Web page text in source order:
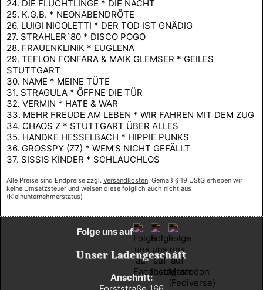
24. DIE FLÜCHTLINGE * DIE NACHT
25. K.G.B. * NEONABENDRÖTE
26. LUIGI NICOLETTI * DER TOD IST GNÄDIG
27. STRAHLER`80 * DISCO POGO
28. FRAUENKLINIK * EUGLENA
29. TEFLON FONFARA & MAIK GLEMSER * GEILES
STUTTGART
30. NAME * MEINE TÜTE
31. STRAGULA * ÖFFNE DIE TÜR
32. VERMIN * HATE & WAR
33. MEHR FREUDE AM LEBEN * WIR FAHREN MIT DEM ZUG
34. CHAOS Z * STUTTGART ÜBER ALLES
35. HANDKE HESSELBACH * HIPPIE PUNKS
36. GROSSPY (Z7) * WEM’S NICHT GEFÄLLT
37. SISSIS KINDER * SCHLAUCHLOS
Alle Preise sind Endpreise zzgl. Versandkosten. Gemäß § 19 UStG erheben wir
keine Umsatzsteuer und weisen diese folglich auch nicht aus
(Kleinunternehmerstatus)
Unser Ladengeschäft
Anschrift:
Folge uns auf